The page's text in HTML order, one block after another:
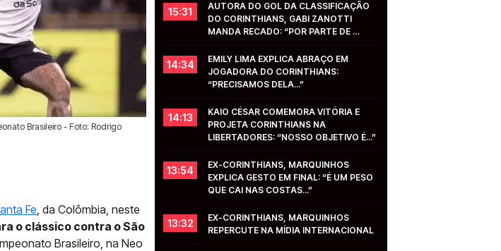
Brasileiro - Foto: Rodrigo
Fe, da Colômbia, neste
o clássico contra o São
Brasileiro, na Neo
15:31
AUTORA DO GOL DA CLASSIFICAÇÃO
DO CORINTHIANS, GABI ZANOTTI
MANDA RECADO: “POR PARTE DE
14:34
EMILY LIMA EXPLICA ABRAÇO EM
JOGADORA DO CORINTHIANS:
“PRECISAMOS DELA...”
14:13
KAIO CÉSAR COMEMORA VITÓRIA E
PROJETA CORINTHIANS NA
LIBERTADORES: “NOSSO OBJETIVO É...”
13:54
EX-CORINTHIANS, MARQUINHOS
EXPLICA GESTO EM FINAL: “É UM PESO
QUE CAI NAS COSTAS...”
13:32
EX-CORINTHIANS, MARQUINHOS
REPERCUTE NA MÍDIA INTERNACIONAL